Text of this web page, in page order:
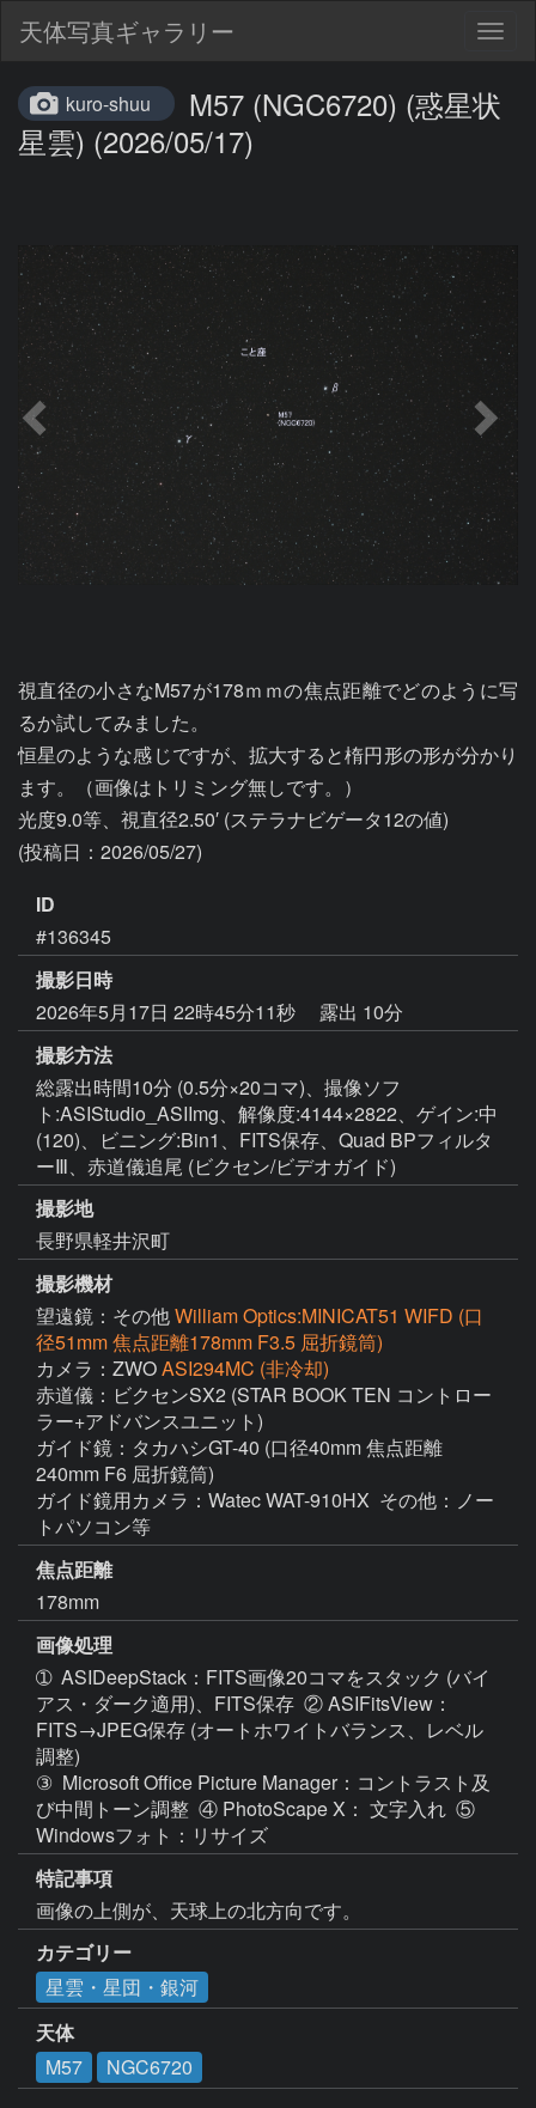
天体写真ギャラリー
kuro-shuu
M57 (NGC6720) (惑星状
星雲) (2026/05/17)
視直径の小さなM57が178ｍｍの焦点距離でどのように写
るか試してみました。
恒星のような感じですが、拡大すると楕円形の形が分かり
ます。（画像はトリミング無しです。）
光度9.0等、視直径2.50′ (ステラナビゲータ12の値)
ID
#136345
撮影日時
2026年5月17日 22時45分11秒
露出 10分
撮影方法
総露出時間10分 (0.5分×20コマ)、撮像ソフ
ト:ASIStudio_ASIImg、解像度:4144×2822、ゲイン:中
(120)、ビニング:Bin1、FITS保存、Quad BPフィルタ
ーⅢ、赤道儀追尾 (ビクセン/ビデオガイド)
撮影地
長野県軽井沢町
撮影機材
望遠鏡：その他William Optics:MINICAT51 WIFD (口
径51mm 焦点距離178mm F3.5 屈折鏡筒)
カメラ：ZWOASI294MC (非冷却)
赤道儀：ビクセンSX2 (STAR BOOK TEN コントロー
ラー+アドバンスユニット)
ガイド鏡：タカハシGT-40 (口径40mm 焦点距離
240mm F6 屈折鏡筒)
ガイド鏡用カメラ：Watec WAT-910HX  その他：ノー
焦点距離
178mm
画像処理
➀  ASIDeepStack：FITS画像20コマをスタック (バイ
アス・ダーク適用)、FITS保存  ② ASIFitsView：
FITS→JPEG保存 (オートホワイトバランス、レベル
調整)
③  Microsoft Office Picture Manager：コントラスト及
び中間トーン調整  ④ PhotoScape X： 文字入れ  ⑤
特記事項
画像の上側が、天球上の北方向です。
カテゴリー
星雲・星団・銀河
天体
M57
NGC6720